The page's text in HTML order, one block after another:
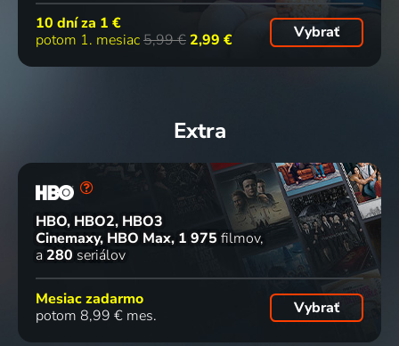
10 dní za 1 €
potom 1. mesiac5,99 € 2,99 € Vybrať
Extra
HBO, HBO2, HBO3
Cinemaxy, HBO Max 1 975 filmov
a 280 seriálov
Mesiac zadarmo
potom 8,99 € mes.
Vybrať